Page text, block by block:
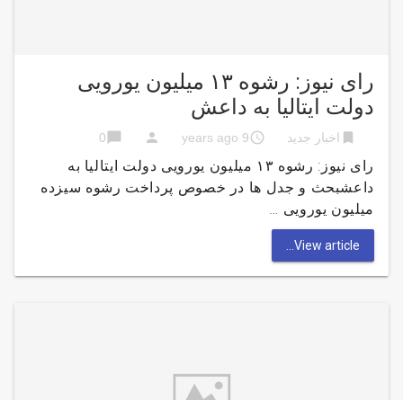
رای نیوز: رشوه ۱۳ میلیون یورویی
دولت ایتالیا به داعش
bookmark اخبار جدید access_time
9 years ago
person
chat_bubble
0
رای نیوز: رشوه ۱۳ میلیون یورویی دولت ایتالیا به
داعشبحث و جدل ها در خصوص پرداخت رشوه سیزده
میلیون یورویی …
View article...